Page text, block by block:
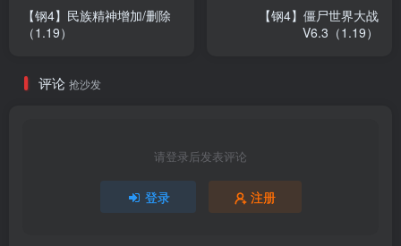
【钢4】民族精神增加/删除
（1.19）
【钢4】僵尸世界大战
V6.3（1.19）
评论 抢沙发
请登录后发表评论
登录 注册